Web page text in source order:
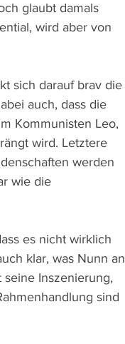
glaubt damals
wird aber von
sich darauf brav die
auch, dass die
Kommunisten Leo,
wird. Letztere
werden
wie die
es nicht wirklich
klar, was Nunn an
Inszenierung,
sind